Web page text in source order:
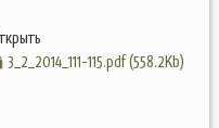
3_2_2014_111-115.pdf (558.2Kb)